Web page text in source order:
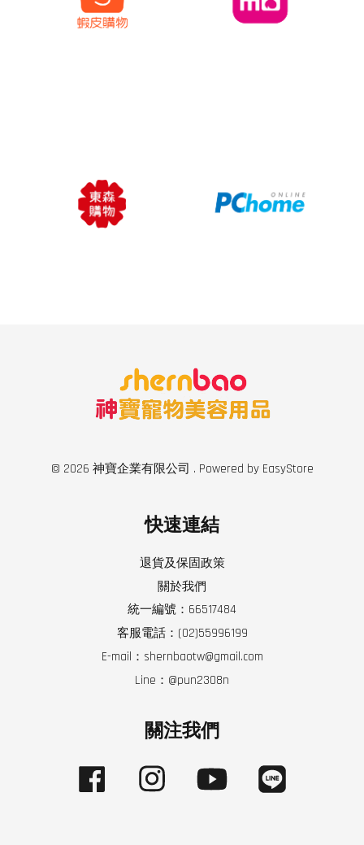
© 2026 神寶企業有限公司 . Powered by EasyStore
快速連結
退貨及保固政策
關於我們
統一編號：66517484
客服電話：(02)55996199
E-mail：shernbaotw@gmail.com
Line：@pun2308n
關注我們
Facebook Instagram YouTube